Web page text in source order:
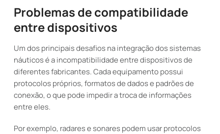
Problemas de compatibilidade
entre dispositivos
Um dos principais desafios na integração dos sistemas
náuticos é a incompatibilidade entre dispositivos de
diferentes fabricantes. Cada equipamento possui
protocolos próprios, formatos de dados e padrões de
conexão, o que pode impedir a troca de informações
entre eles.
Por exemplo, radares e sonares podem usar protocolos